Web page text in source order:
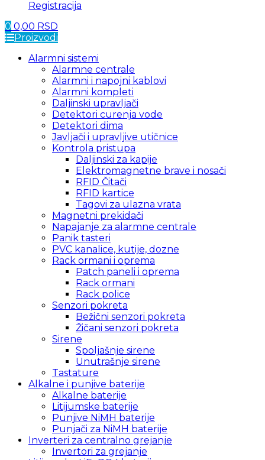
Registracija
0 0,00 RSD
Proizvodi
Alarmni sistemi
Alarmne centrale
Alarmni i napojni kablovi
Alarmni kompleti
Daljinski upravljači
Detektori curenja vode
Detektori dima
Javljači i upravljive utičnice
Kontrola pristupa
Daljinski za kapije
Elektromagnetne brave i nosači
RFID Čitači
RFID kartice
Tagovi za ulazna vrata
Magnetni prekidači
Napajanje za alarmne centrale
Panik tasteri
PVC kanalice, kutije, dozne
Rack ormani i oprema
Patch paneli i oprema
Rack ormani
Rack police
Senzori pokreta
Bežični senzori pokreta
Žičani senzori pokreta
Sirene
Spoljašnje sirene
Unutrašnje sirene
Tastature
Alkalne i punjive baterije
Alkalne baterije
Litijumske baterije
Punjive NiMH baterije
Punjači za NiMH baterije
Inverteri za centralno grejanje
Invertori za grejanje